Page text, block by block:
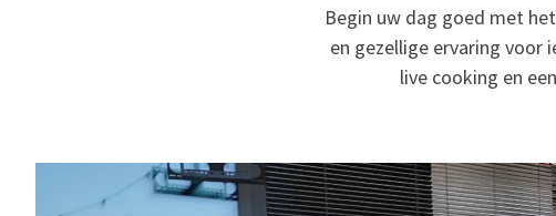
Begin uw dag goed met
en gezellige ervaring voor
live cooking en